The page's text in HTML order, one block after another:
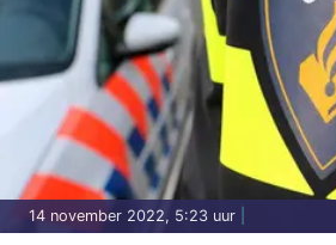
14 november 2022, 5:23 uur